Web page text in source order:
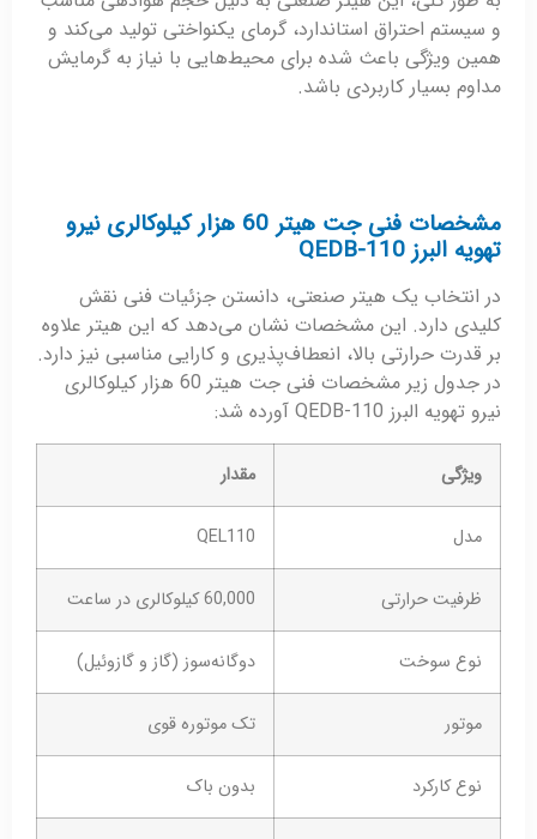
و سیستم احتراق استاندارد، گرمای یکنواختی تولید می‌کند و
همین ویژگی باعث شده برای محیط‌هایی با نیاز به گرمایش
مداوم بسیار کاربردی باشد.
مشخصات فنی جت هیتر 60 هزار کیلوکالری نیرو
تهویه البرز QEDB-110
در انتخاب یک هیتر صنعتی، دانستن جزئیات فنی نقش
کلیدی دارد. این مشخصات نشان می‌دهد که این هیتر علاوه
بر قدرت حرارتی بالا، انعطاف‌پذیری و کارایی مناسبی نیز دارد.
در جدول زیر مشخصات فنی جت هیتر 60 هزار کیلوکالری
نیرو تهویه البرز QEDB-110 آورده شد:
ویژگی مقدار
مدل QEL110
ظرفیت حرارتی 60,000 کیلوکالری در ساعت
نوع سوخت دوگانه‌سوز (گاز و گازوئیل)
موتور تک موتوره قوی
نوع کارکرد بدون باک